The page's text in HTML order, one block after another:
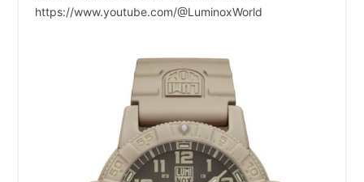
https://www.youtube.com/@LuminoxWorld